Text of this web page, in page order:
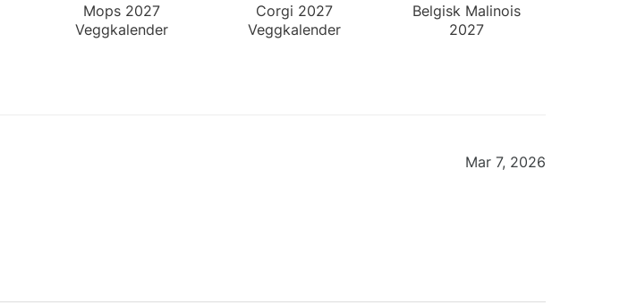
Mops 2027
Veggkalender
Corgi 2027
Veggkalender
Belgisk Malinois
2027
Mar 7, 2026